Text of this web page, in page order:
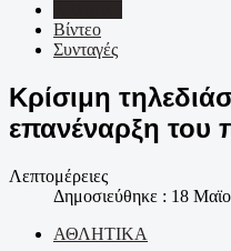
Βίντεο
Συνταγές
Κρίσιμη
επανέναρξη του
Λεπτομέρειες
Δημοσιεύθηκε : 18
ΑΘΛΗΤΙΚΑ